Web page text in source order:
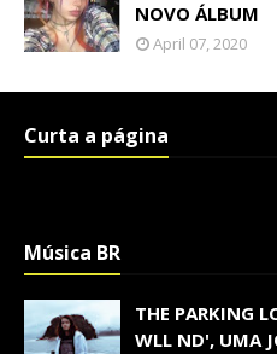
NOVO ÁLBUM
April 07, 2020
Curta a página
Música BR
THE PARKING
WLL ND', UMA